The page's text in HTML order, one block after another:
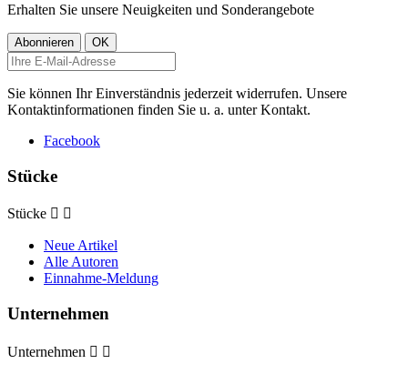
Erhalten Sie unsere Neuigkeiten und Sonderangebote
Sie können Ihr Einverständnis jederzeit widerrufen. Unsere
Kontaktinformationen finden Sie u. a. unter Kontakt.
Facebook
Stücke
Stücke  
Neue Artikel
Alle Autoren
Einnahme-Meldung
Unternehmen
Unternehmen  